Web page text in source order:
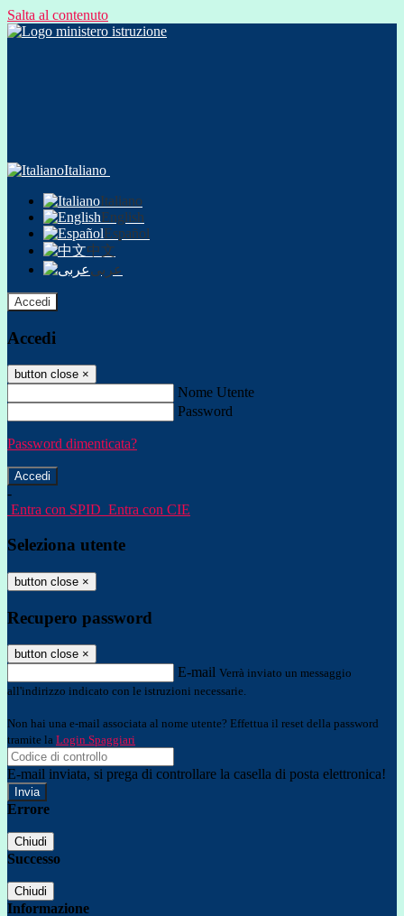
Salta al contenuto
Italiano
Italiano
English
Español
中文
عربى
Accedi
Accedi
button close ×
Nome Utente
Password
Password dimenticata?
-
Entra con SPID Entra con CIE
Seleziona utente
button close ×
Recupero password
button close ×
E-mail Verrà inviato un messaggio
all'indirizzo indicato con le istruzioni necessarie.
Non hai una e-mail associata al nome utente? Effettua il reset della password
tramite la Login Spaggiari
E-mail inviata, si prega di controllare la casella di posta elettronica!
Errore
Chiudi
Successo
Chiudi
Informazione